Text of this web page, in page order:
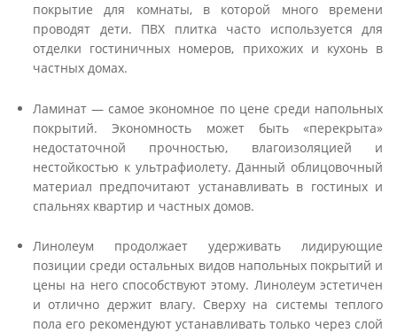
покрытие для комнаты, в которой много времени
проводят дети. ПВХ плитка часто используется для
отделки гостиничных номеров, прихожих и кухонь в
частных домах.
Ламинат — самое экономное по цене среди напольных
покрытий. Экономность может быть «перекрыта»
недостаточной прочностью, влагоизоляцией и
нестойкостью к ультрафиолету. Данный облицовочный
материал предпочитают устанавливать в гостиных и
спальнях квартир и частных домов.
Линолеум продолжает удерживать лидирующие
позиции среди остальных видов напольных покрытий и
цены на него способствуют этому. Линолеум эстетичен
и отлично держит влагу. Сверху на системы теплого
пола его рекомендуют устанавливать только через слой